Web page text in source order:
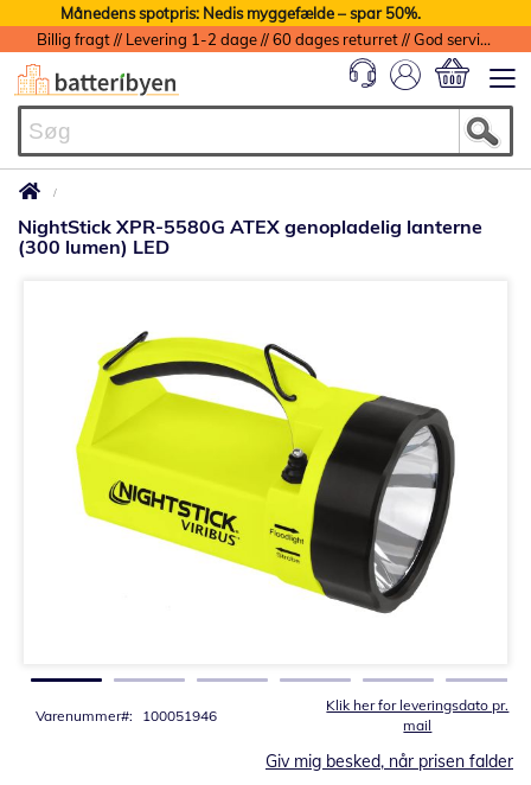
Månedens spotpris: Nedis myggefælde – spar 50%.
Billig fragt // Levering 1-2 dage // 60 dages returret // God service med garanti
NightStick XPR-5580G ATEX genopladelig lanterne
(300 lumen) LED
Klik her for leveringsdato pr.
mail
Varenummer 100051946
Giv mig besked, når prisen falder
billedgalleriet
billedgalleriet